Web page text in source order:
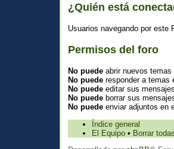
¿Quién está
Usuarios navegando por este
Permisos del foro
No puede abrir nuevos temas
No puede responder a temas
No puede editar sus
No puede borrar sus
No puede enviar adjuntos en
Índice general
El Equipo • Borrar